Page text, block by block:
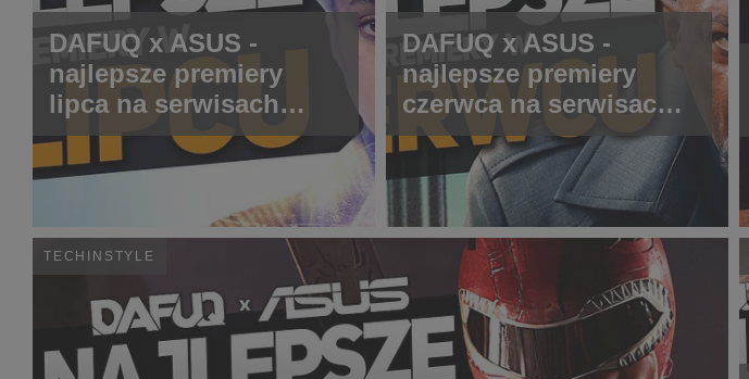
DAFUQ x ASUS -
najlepsze premiery
lipca na serwisach
streamingowych
DAFUQ x ASUS -
najlepsze premiery
czerwca na serwisach
streamingowych
TECHINSTYLE